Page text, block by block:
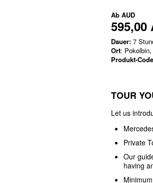
Ab AUD
595,00
Dauer: 7
Ort:
Produkt-
TOUR
Let us
Private
Our
having